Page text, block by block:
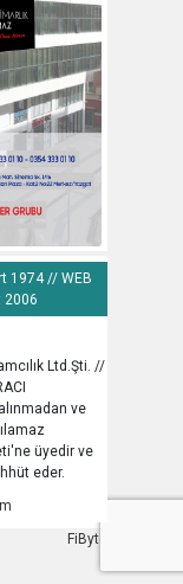
1974 // WEB
2006
Ltd.Şti. //
ve
üyedir ve
eder.
FiByte